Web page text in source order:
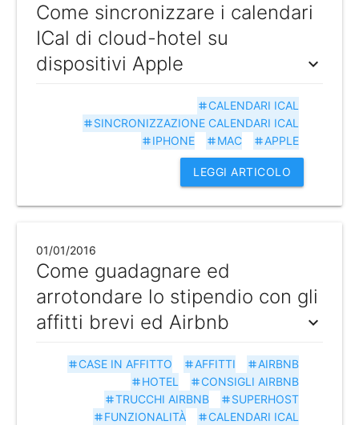
Come sincronizzare i calendari
ICal di cloud-hotel su
dispositivi Apple
expand_more
tag CALENDARI ICAL
tag SINCRONIZZAZIONE CALENDARI ICAL
tag APPLE
tag MAC
tag IPHONE
LEGGI ARTICOLO
01/01/2016
Come guadagnare ed
arrotondare lo stipendio con gli
affitti brevi ed Airbnb
expand_more
tag AIRBNB
tag AFFITTI
tag CASE IN AFFITTO
tag CONSIGLI AIRBNB
tag HOTEL
tag SUPERHOST
tagTRUCCHI AIRBNB
tag CALENDARI ICAL
tag FUNZIONALITÀ